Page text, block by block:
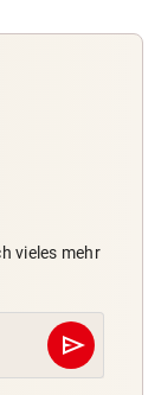
vieles mehr
send
Abschicken